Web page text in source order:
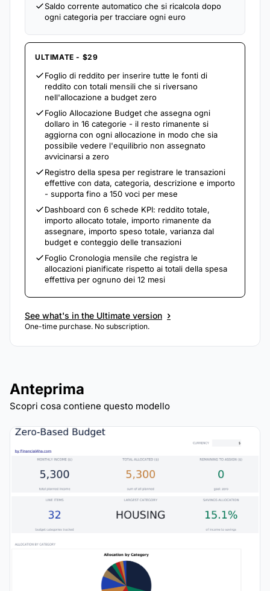
Saldo corrente automatico che si ricalcola dopo
ogni categoria per tracciare ogni euro
ULTIMATE - $29
Foglio di reddito per inserire tutte le fonti di
reddito con totali mensili che si riversano
nell'allocazione a budget zero
Foglio Allocazione Budget che assegna ogni
dollaro in 16 categorie - il resto rimanente si
aggiorna con ogni allocazione in modo che sia
possibile vedere l'equilibrio non assegnato
avvicinarsi a zero
Registro della spesa per registrare le transazioni
effettive con data, categoria, descrizione e importo
- supporta fino a 150 voci per mese
Dashboard con 6 schede KPI: reddito totale,
importo allocato totale, importo rimanente da
assegnare, importo speso totale, varianza dal
budget e conteggio delle transazioni
Foglio Cronologia mensile che registra le
allocazioni pianificate rispetto ai totali della spesa
effettiva per ognuno dei 12 mesi
See what's in the Ultimate version ›
One-time purchase. No subscription.
Anteprima
Scopri cosa contiene questo modello